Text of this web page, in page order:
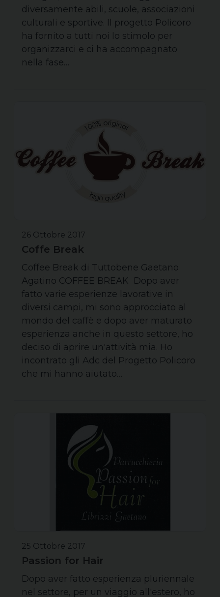
diversamente abili, scuole, associazioni
culturali e sportive. Il progetto Policoro
ha fornito a tutti noi lo stimolo per
organizzarci e ci ha accompagnato
nella fase…
26 Ottobre 2017
Coffe Break
Coffee Break di Tuttobene Gaetano
Agatino COFFEE BREAK Dopo aver
fatto varie esperienze lavorative in
diversi campi, mi sono approcciato al
mondo del caffè e dopo aver maturato
esperienza anche in questo settore, ho
deciso di aprire un'attività mia. Ho
incontrato gli Adc del Progetto Policoro
che mi hanno aiutato…
25 Ottobre 2017
Passion for Hair
Dopo aver fatto esperienza pluriennale
nel settore, per un viaggio all'estero, ho